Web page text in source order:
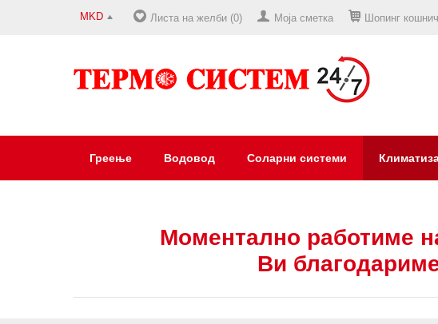
MKD Листа на желби (0) Моја сметка Шопинг
Греење Водовод Соларни системи
Моментално работиме
Ви